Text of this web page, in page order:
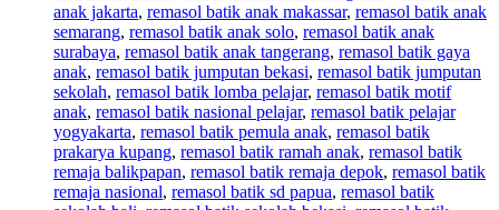
anak jakarta, remasol batik anak makassar, remasol batik anak
semarang, remasol batik anak solo, remasol batik anak
surabaya, remasol batik anak tangerang, remasol batik gaya
anak, remasol batik jumputan bekasi, remasol batik jumputan
sekolah, remasol batik lomba pelajar, remasol batik motif
anak, remasol batik nasional pelajar, remasol batik pelajar
yogyakarta, remasol batik pemula anak, remasol batik
prakarya kupang, remasol batik ramah anak, remasol batik
remaja balikpapan, remasol batik remaja depok, remasol batik
remaja nasional, remasol batik sd papua, remasol batik